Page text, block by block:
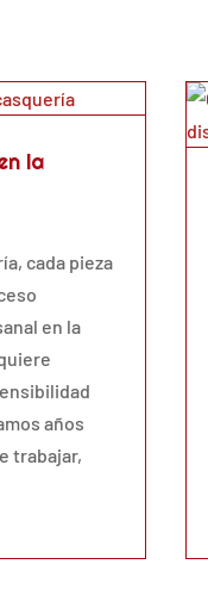
la
cada pieza
en la
años
trabajar,